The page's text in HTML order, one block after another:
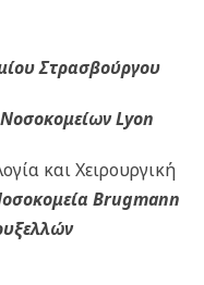
Στρασβούργου
Νοσοκομείων Lyon
και Χειρουργική
Brugmann